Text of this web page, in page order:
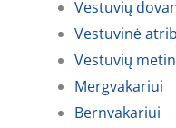
Vestuvių
Vestuvinė
Vestuvių
Mergvakariui
Bernvakariui